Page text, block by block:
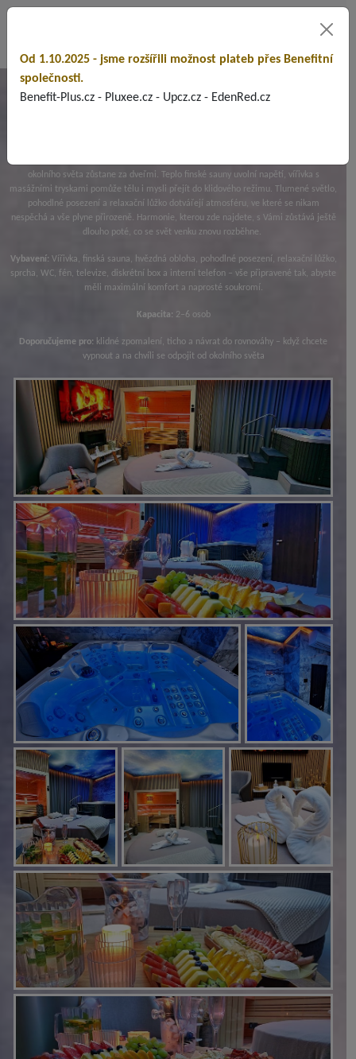
FLOW
okolního světa zůstane za dveřmi. Teplo finské sauny uvolní napětí, vířivka s
masážními tryskami pomůže tělu i mysli přejít do klidového režimu. Tlumené světlo,
pohodlné posezení a relaxační lůžko dotvářejí atmosféru, ve které se nikam
nespěchá a vše plyne přirozeně. Harmonie, kterou zde najdete, s Vámi zůstává ještě
dlouho poté, co se svět venku znovu rozběhne.
Vybavení: Vířivka, finská sauna, hvězdná obloha, pohodlné posezení, relaxační lůžko,
sprcha, WC, fén, televize, diskrétní box a interní telefon – vše připravené tak, abyste
měli maximální komfort a naprosté soukromí.
Kapacita: 2–6 osob
Doporučujeme pro: klidné zpomalení, ticho a návrat do rovnováhy – když chcete
vypnout a na chvíli se odpojit od okolního světa
Od 1.10.2025 - jsme rozšířili možnost plateb přes Benefitní
společnosti.
Benefit-Plus.cz - Pluxee.cz - Upcz.cz - EdenRed.cz